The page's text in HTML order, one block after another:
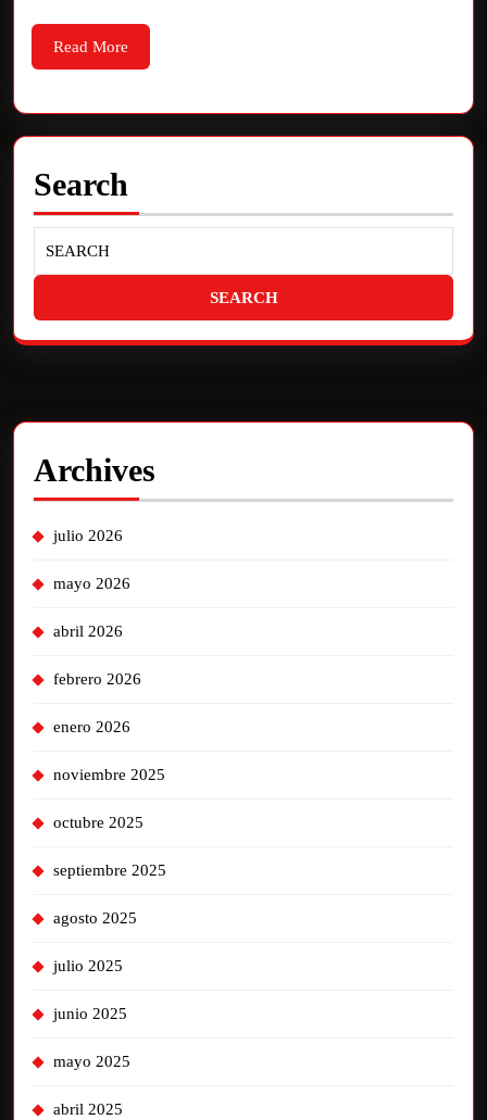
Read More
Search
Archives
julio 2026
mayo 2026
abril 2026
febrero 2026
enero 2026
noviembre 2025
octubre 2025
septiembre 2025
agosto 2025
julio 2025
junio 2025
mayo 2025
abril 2025